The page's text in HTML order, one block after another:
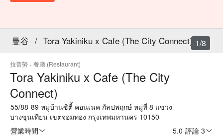
曼谷 / Tora Yakiniku x Cafe (The City Connect)
拉普勞 · 餐廳 (Restaurant)
Tora Yakiniku x Cafe (The City
Connect)
55/88-89 หมู่บ้านซิตี้ คอนเนค กัลปพฤกษ์ หมู่ที่ 8 แขวง
บางขุนเทียน เขตจอมทอง กรุงเทพมหานคร 10150
營業時間
5.0 評論 3
1/8